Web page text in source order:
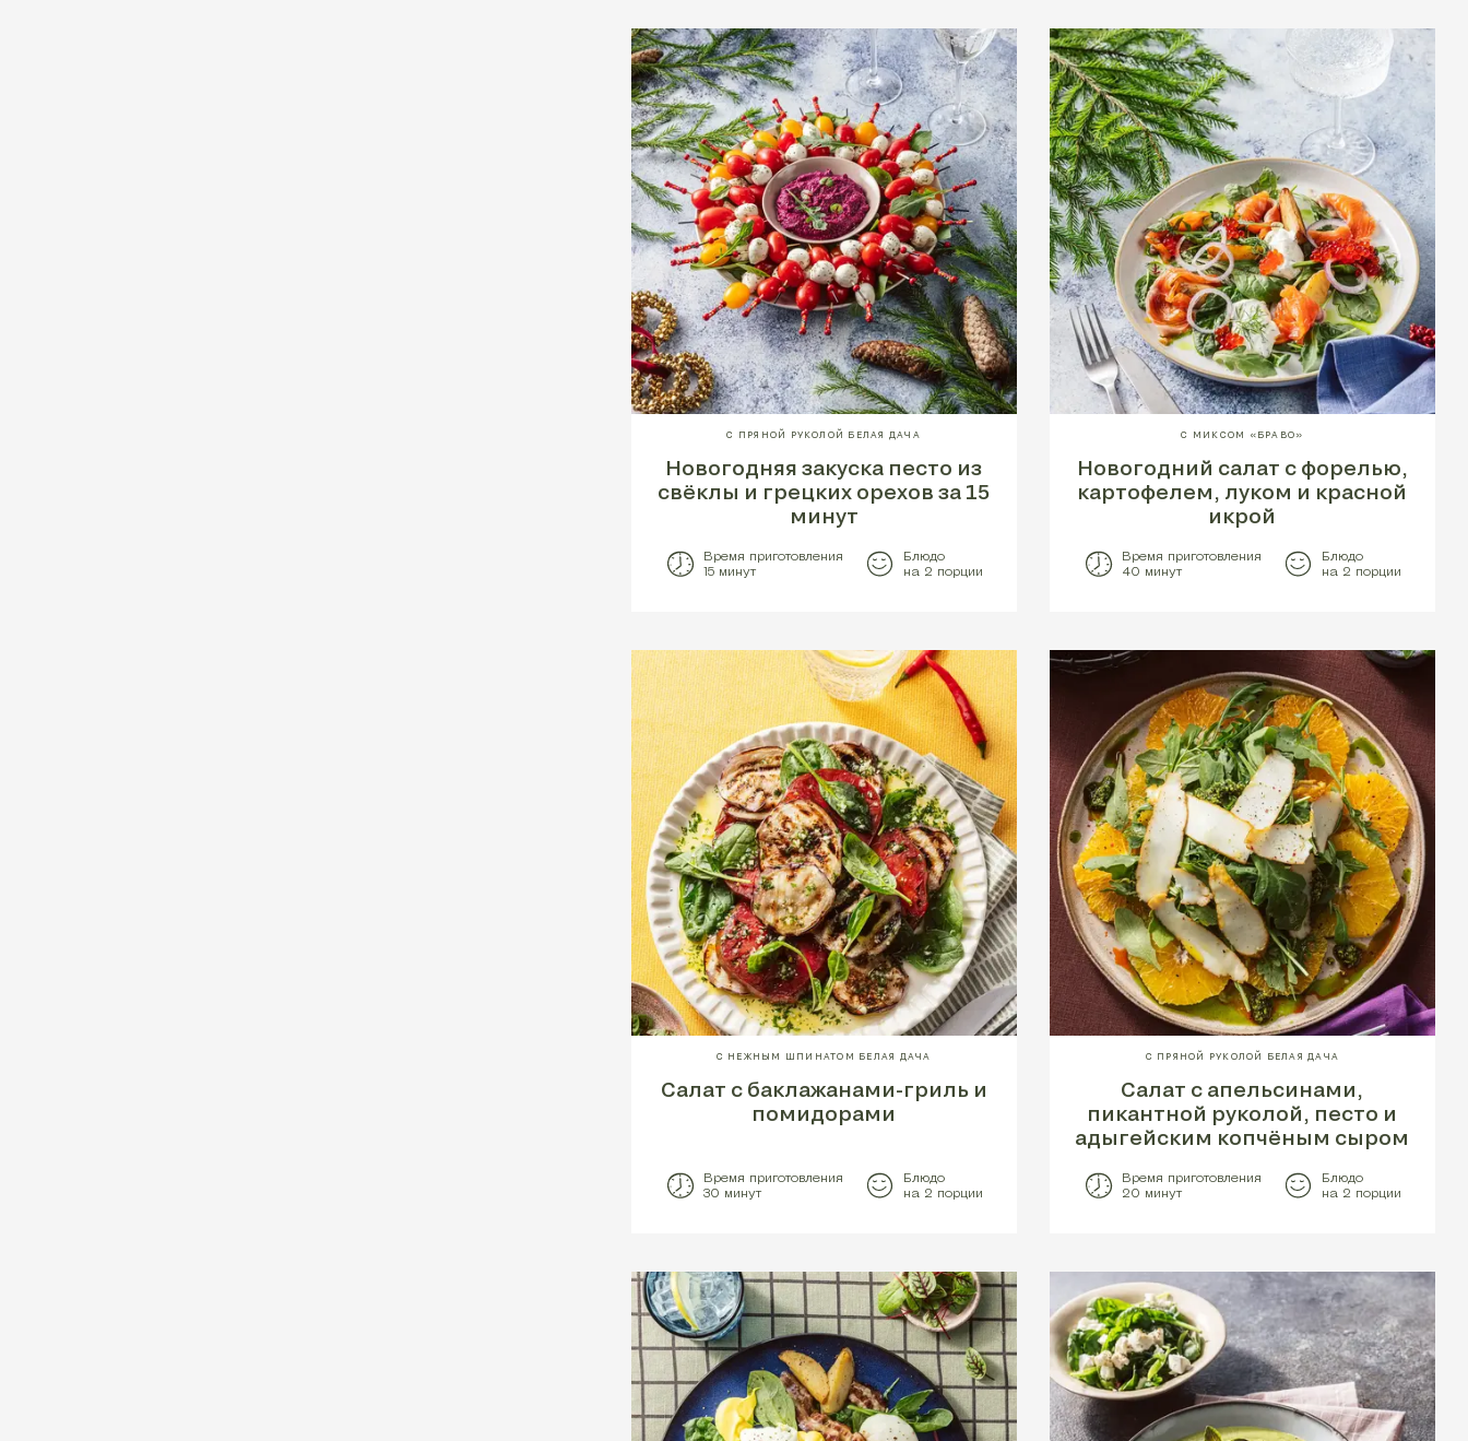
С ПРЯНОЙ РУКОЛОЙ БЕЛАЯ ДАЧА
Новогодняя закуска песто из
свёклы и грецких орехов за 15
минут
Время приготовления
15 минут
Блюдо
на 2 порции
С МИКСОМ «БРАВО»
Новогодний салат с форелью,
картофелем, луком и красной
икрой
Время приготовления
40 минут
Блюдо
на 2 порции
С НЕЖНЫМ ШПИНАТОМ БЕЛАЯ ДАЧА
Салат с баклажанами-гриль и
помидорами
Время приготовления
30 минут
Блюдо
на 2 порции
С ПРЯНОЙ РУКОЛОЙ БЕЛАЯ ДАЧА
Салат с апельсинами,
пикантной руколой, песто и
адыгейским копчёным сыром
Время приготовления
20 минут
Блюдо
на 2 порции